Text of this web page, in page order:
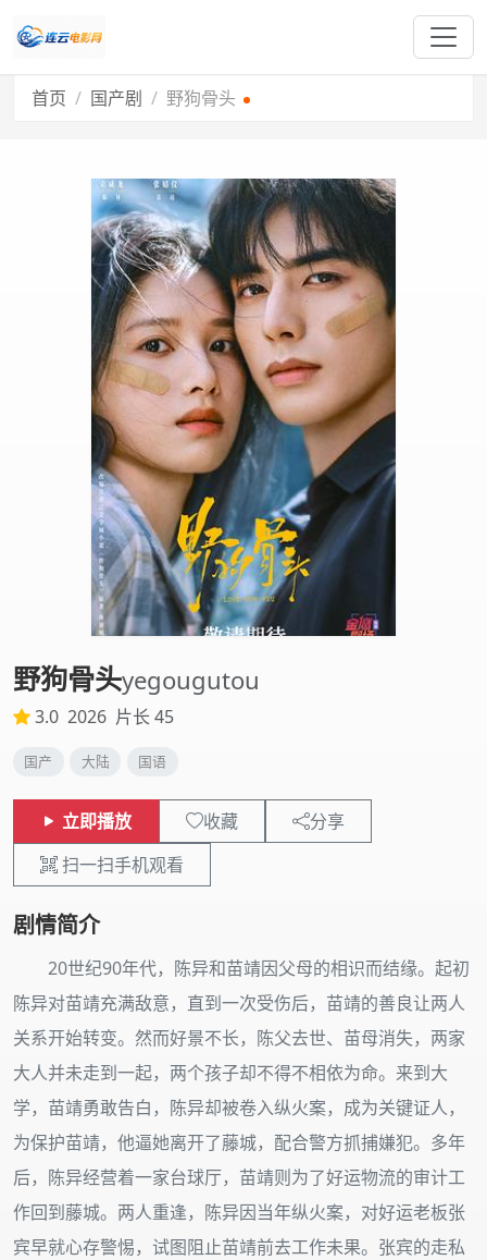
首页 国产剧 野狗骨头
野狗骨头yegougutou
3.0 2026 片长 45
国产 大陆 国语
立即播放 收藏
分享
扫一扫手机观看
剧情简介
20世纪90年代，陈异和苗靖因父母的相识而结缘。起初
陈异对苗靖充满敌意，直到一次受伤后，苗靖的善良让两人
关系开始转变。然而好景不长，陈父去世、苗母消失，两家
大人并未走到一起，两个孩子却不得不相依为命。来到大
学，苗靖勇敢告白，陈异却被卷入纵火案，成为关键证人，
为保护苗靖，他逼她离开了藤城，配合警方抓捕嫌犯。多年
后，陈异经营着一家台球厅，苗靖则为了好运物流的审计工
作回到藤城。两人重逢，陈异因当年纵火案，对好运老板张
宾早就心存警惕，试图阻止苗靖前去工作未果。张宾的走私